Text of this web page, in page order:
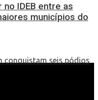
IDEB entre as
municípios do